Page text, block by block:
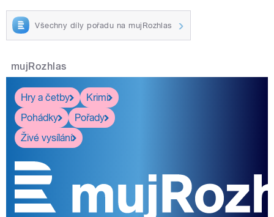
Všechny díly pořadu na mujRozhlas
mujRozhlas
Hry a četby
Krimi
Pohádky
Pořady
Živé vysílání